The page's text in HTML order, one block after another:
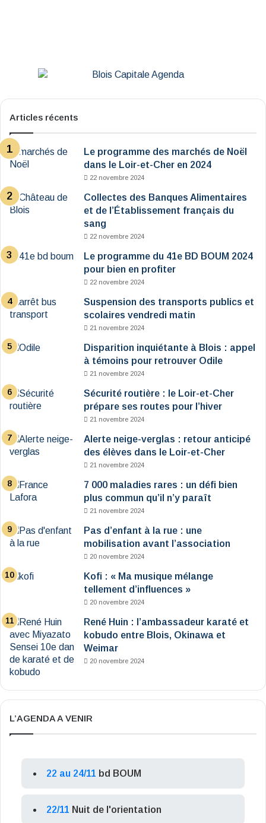
Articles récents
Le programme des marchés de Noël
dans le Loir-et-Cher en 2024
22 novembre 2024
Collectes des Banques Alimentaires
et de l’Établissement français du
sang
22 novembre 2024
Le programme du 41e BD BOUM 2024
pour bien en profiter
22 novembre 2024
Suspension des transports publics et
scolaires vendredi matin
21 novembre 2024
Disparition inquiétante à Blois : appel
à témoins pour retrouver Odile
21 novembre 2024
Sécurité routière : le Loir-et-Cher
prépare ses routes pour l’hiver
21 novembre 2024
Alerte neige-verglas : retour anticipé
des élèves dans le Loir-et-Cher
21 novembre 2024
7 000 maladies rares : un défi bien
plus commun qu’il n’y paraît
21 novembre 2024
Pas d’enfant à la rue : une
mobilisation avant l’association
20 novembre 2024
Kofi : « Ma musique mélange
tellement d’influences »
20 novembre 2024
René Huin : l’ambassadeur karaté et
kobudo entre Blois, Okinawa et
Weimar
20 novembre 2024
L’AGENDA A VENIR
22 au 24/11 bd BOUM
22/11 Nuit de l'orientation